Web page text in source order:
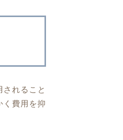
れること
く費用を抑